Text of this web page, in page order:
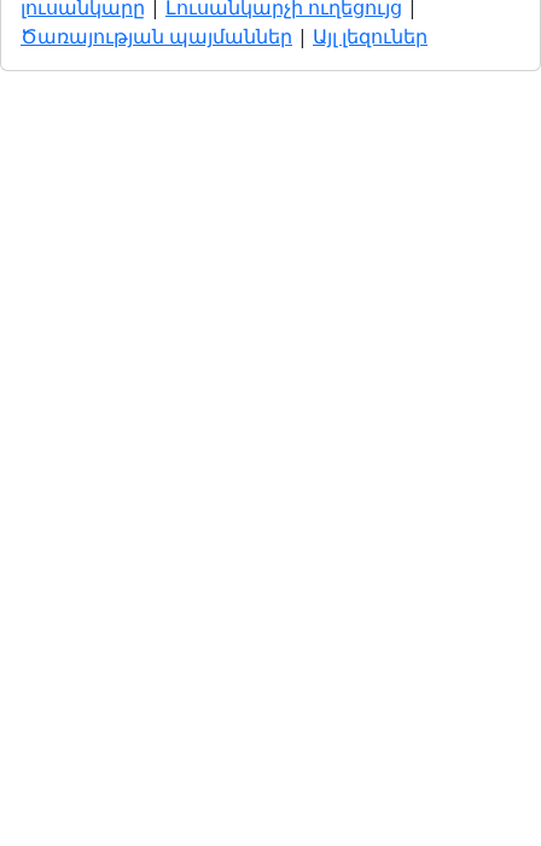
լուսանկարը | Լուսանկարչի ուղեցույց |
Ծառայության պայմաններ | Այլ լեզուներ